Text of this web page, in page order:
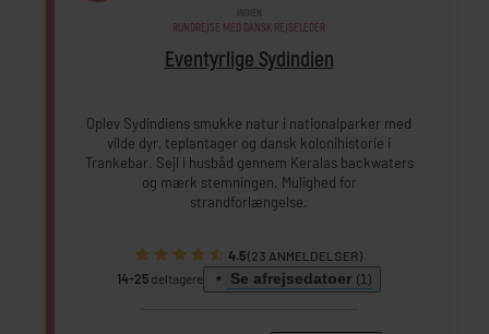
Eventyrlige Sydindien
INDIEN
RUNDREJSE MED DANSK REJSELEDER
Oplev Sydindiens smukke natur i nationalparker med
vilde dyr, teplantager og dansk kolonihistorie i
Trankebar. Sejl i husbåd gennem Keralas backwaters
og mærk stemningen. Mulighed for
strandforlængelse.
4.5(23 ANMELDELSER)
14-25 deltagere Se afrejsedatoer (1)